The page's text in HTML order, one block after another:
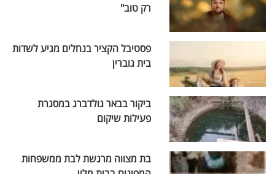
רק טוב"
פסטיבל הקציר בנחלים מגיע לשדות
בית גוברין
ביקור בבאר גולדברג במסגרת
פעילות שיקום
בת מצווה מרגשת לבת ממשפחות